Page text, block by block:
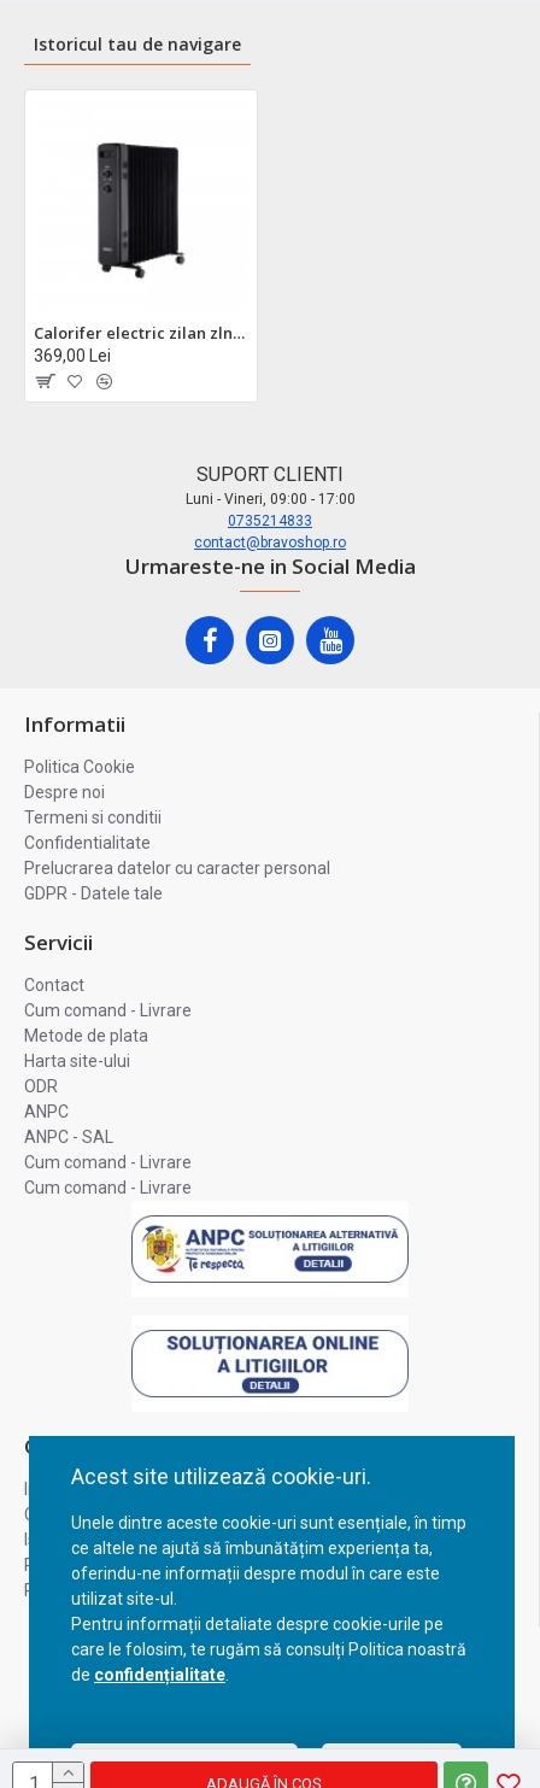
Acest site utilizează cookie-uri.
Unele dintre aceste cookie-uri sunt esențiale, în timp
ce altele ne ajută să îmbunătățim experiența ta,
oferindu-ne informații despre modul în care este
utilizat site-ul.
Pentru informații detaliate despre cookie-urile pe
care le folosim, te rugăm să consulți Politica noastră
de confidențialitate
Acceptă setările curente Configurează
ADAUGĂ ÎN COŞ
Istoricul tau de navigare
Calorifer electric zilan zln8467 - 2500w, 13 elementi, termostat protectie, design mobil cu roti
369,00 Lei
SUPORT CLIENTI
Luni - Vineri, 09:00 - 17:00
0735214833
contact@bravoshop.ro
Urmareste-ne in Social Media
Informatii
Politica Cookie
Despre noi
Termeni si conditii
Confidentialitate
Prelucrarea datelor cu caracter personal
GDPR - Datele tale
Servicii
Contact
Cum comand - Livrare
Metode de plata
Harta site-ului
ODR
ANPC
ANPC - SAL
Cum comand - Livrare
Cum comand - Livrare
Contul Meu
Inregistrare
Contul meu
Istoric comenzi
Recuperare parola
Returnare produs